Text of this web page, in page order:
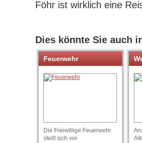
Föhr ist wirklich eine
Dies könnte Sie auch
Feuerwehr
Die Freiwillige Feuerwehr
stellt sich vor.